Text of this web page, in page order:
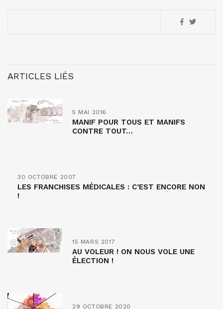
ARTICLES LIÉS
5 MAI 2016
MANIF POUR TOUS ET MANIFS
CONTRE TOUT…
30 OCTOBRE 2007
LES FRANCHISES MÉDICALES : C’EST ENCORE NON
!
15 MARS 2017
AU VOLEUR ! ON NOUS VOLE UNE
ÉLECTION !
29 OCTOBRE 2020